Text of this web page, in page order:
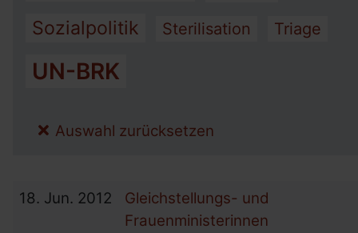
Sozialpolitik
Sterilisation Triage
UN-BRK
Auswahl zurücksetzen
18. Jun. 2012
Gleichstellungs- und
Frauenministerinnen